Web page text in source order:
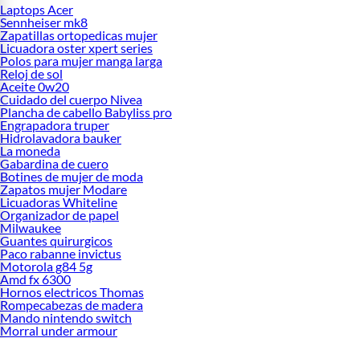
Laptops Acer
Sennheiser mk8
Zapatillas ortopedicas mujer
Licuadora oster xpert series
Polos para mujer manga larga
Reloj de sol
Aceite 0w20
Cuidado del cuerpo Nivea
Plancha de cabello Babyliss pro
Engrapadora truper
Hidrolavadora bauker
La moneda
Gabardina de cuero
Botines de mujer de moda
Zapatos mujer Modare
Licuadoras Whiteline
Organizador de papel
Milwaukee
Guantes quirurgicos
Paco rabanne invictus
Motorola g84 5g
Amd fx 6300
Hornos electricos Thomas
Rompecabezas de madera
Mando nintendo switch
Morral under armour